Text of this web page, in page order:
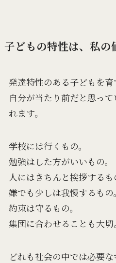
子どもの特性は、私の
発達特性のある子どもを
自分が当たり前だと思っ
れます。
学校には行くもの。
勉強はした方がいいもの。
人にはきちんと挨拶するも
嫌でも少しは我慢するもの。
約束は守るもの。
集団に合わせることも大切。
どれも社会の中では必要な